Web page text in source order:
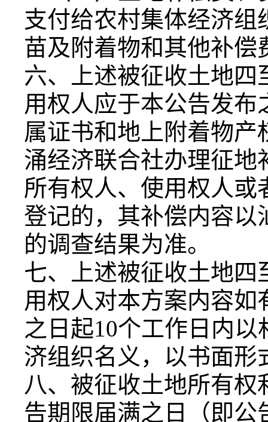
支付给农村集体经济
苗及附着物和其他补偿
六、上述被征收土地
用权人应于本公告发布
属证书和地上附着物
涌经济联合社办理征地
所有权人、使用权人
登记的，其补偿内容以
的调查结果为准。
七、上述被征收土地
用权人对本方案内容
之日起10个工作日内
济组织名义，以书面形
八、被征收土地所有
告期限届满之日（即公